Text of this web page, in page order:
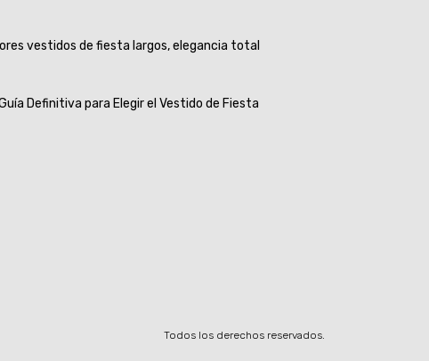
vestidos de fiesta largos, elegancia total
Definitiva para Elegir el Vestido de Fiesta
Todos los derechos reservados.